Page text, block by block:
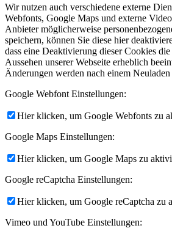
Wir nutzen auch verschiedene externe
Webfonts, Google Maps und externe
Anbieter möglicherweise
speichern, können Sie diese hier
dass eine Deaktivierung dieser Cookies
Aussehen unserer Webseite erheblich
Änderungen werden nach einem
Google Webfont Einstellungen:
Hier klicken, um Google Webfonts zu
Google Maps Einstellungen:
Hier klicken, um Google Maps zu
Google reCaptcha Einstellungen:
Hier klicken, um Google reCaptcha zu
Vimeo und YouTube Einstellungen: